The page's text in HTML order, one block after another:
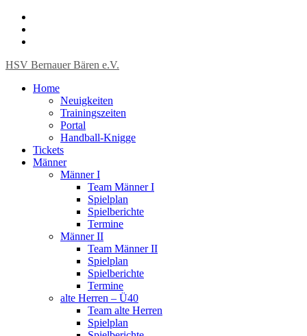
HSV Bernauer Bären e.V.
Home
Neuigkeiten
Trainingszeiten
Portal
Handball-Knigge
Tickets
Männer
Männer I
Team Männer I
Spielplan
Spielberichte
Termine
Männer II
Team Männer II
Spielplan
Spielberichte
Termine
alte Herren – Ü40
Team alte Herren
Spielplan